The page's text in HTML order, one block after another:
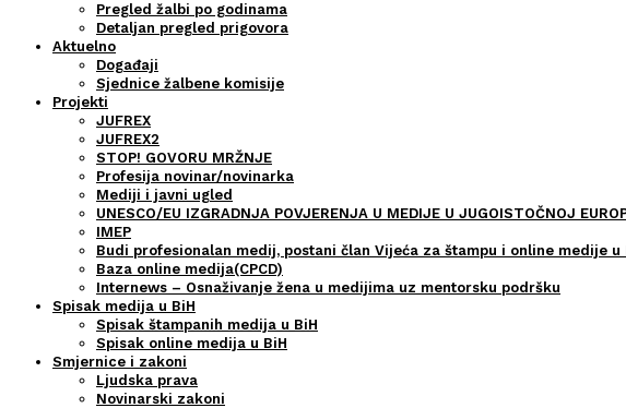
Pregled žalbi po godinama
Detaljan pregled prigovora
Aktuelno
Događaji
Sjednice žalbene komisije
Projekti
JUFREX
JUFREX2
STOP! GOVORU MRŽNJE
Profesija novinar/novinarka
Mediji i javni ugled
UNESCO/EU IZGRADNJA POVJERENJA U MEDIJE U JUGOISTOČNOJ
IMEP
Budi profesionalan medij, postani član Vijeća za štampu i online medije u
Baza online medija(CPCD)
Internews – Osnaživanje žena u medijima uz mentorsku podršku
Spisak medija u BiH
Spisak štampanih medija u BiH
Spisak online medija u BiH
Smjernice i zakoni
Ljudska prava
Novinarski zakoni